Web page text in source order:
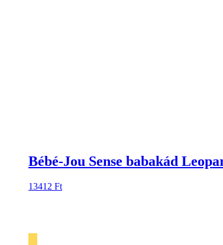
Bébé-Jou Sense babakád
13412 Ft